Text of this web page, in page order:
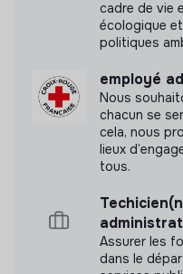
cadre de vie
écologique
politiques
employé
Nous
chacun se
cela, nous
lieux
tous.
Assurer les
dans le